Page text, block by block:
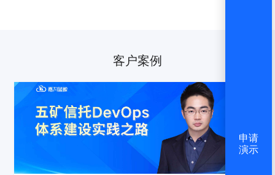
客户案例
申请
演示